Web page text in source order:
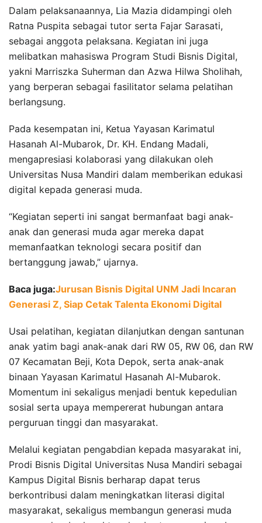
Dalam pelaksanaannya, Lia Mazia didampingi oleh
Ratna Puspita sebagai tutor serta Fajar Sarasati,
sebagai anggota pelaksana. Kegiatan ini juga
melibatkan mahasiswa Program Studi Bisnis Digital,
yakni Marriszka Suherman dan Azwa Hilwa Sholihah,
yang berperan sebagai fasilitator selama pelatihan
berlangsung.
Pada kesempatan ini, Ketua Yayasan Karimatul
Hasanah Al-Mubarok, Dr. KH. Endang Madali,
mengapresiasi kolaborasi yang dilakukan oleh
Universitas Nusa Mandiri dalam memberikan edukasi
digital kepada generasi muda.
“Kegiatan seperti ini sangat bermanfaat bagi anak-
anak dan generasi muda agar mereka dapat
memanfaatkan teknologi secara positif dan
bertanggung jawab,” ujarnya.
Baca juga:Jurusan Bisnis Digital UNM Jadi Incaran
Generasi Z, Siap Cetak Talenta Ekonomi Digital
Usai pelatihan, kegiatan dilanjutkan dengan santunan
anak yatim bagi anak-anak dari RW 05, RW 06, dan RW
07 Kecamatan Beji, Kota Depok, serta anak-anak
binaan Yayasan Karimatul Hasanah Al-Mubarok.
Momentum ini sekaligus menjadi bentuk kepedulian
sosial serta upaya mempererat hubungan antara
perguruan tinggi dan masyarakat.
Melalui kegiatan pengabdian kepada masyarakat ini,
Prodi Bisnis Digital Universitas Nusa Mandiri sebagai
Kampus Digital Bisnis berharap dapat terus
berkontribusi dalam meningkatkan literasi digital
masyarakat, sekaligus membangun generasi muda